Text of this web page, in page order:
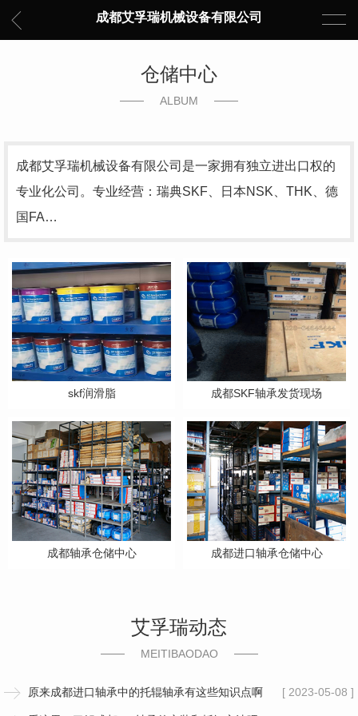
成都艾孚瑞机械设备有限公司
仓储中心
ALBUM
成都艾孚瑞机械设备有限公司是一家拥有独立进出口权的
专业化公司。专业经营：瑞典SKF、日本NSK、THK、德
国FA…
skf润滑脂 成都SKF轴承发货现场
成都轴承仓储中心 成都进口轴承仓储中心
艾孚瑞动态
MEITIBAODAO
[ 2023-05-08 ]
原来成都进口轴承中的托辊轴承有这些知识点啊